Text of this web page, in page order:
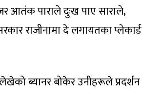
आतंक पाराले दुःख पाए साराले,
राजीनामा दे लगायतका प्लेकार्ड
ब्यानर बोकेर उनीहरूले प्रदर्शन